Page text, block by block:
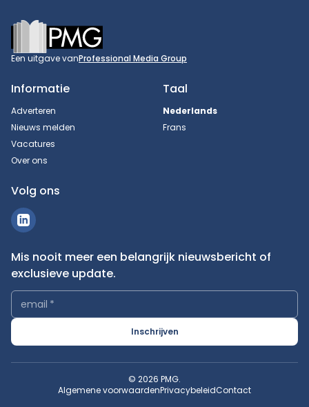
Footer
Een uitgave vanProfessional Media Group
Informatie
Adverteren
Nieuws melden
Vacatures
Over ons
Taal
Nederlands
Frans
Volg ons
Mis nooit meer een belangrijk nieuwsbericht of
exclusieve update.
email *
Inschrijven
© 2026 PMG.
Algemene voorwaardenPrivacybeleidContact